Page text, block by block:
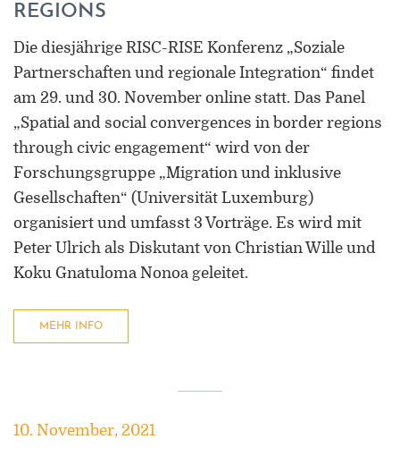
REGIONS
Die diesjährige RISC-RISE Konferenz „Soziale
Partnerschaften und regionale Integration“ findet
am 29. und 30. November online statt. Das Panel
„Spatial and social convergences in border regions
through civic engagement“ wird von der
Forschungsgruppe „Migration und inklusive
Gesellschaften“ (Universität Luxemburg)
organisiert und umfasst 3 Vorträge. Es wird mit
Peter Ulrich als Diskutant von Christian Wille und
Koku Gnatuloma Nonoa geleitet.
MEHR INFO
10. November, 2021